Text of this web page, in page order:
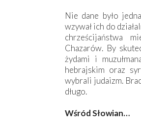
Nie dane było
wzywał ich do
chrześcijaństwa
Chazarów. By
żydami i
hebrajskim oraz
wybrali judaizm.
długo.
Wśród Słowian…